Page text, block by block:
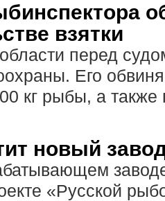
взятки
перед
Его
кг рыбы, а
новый
«Русской